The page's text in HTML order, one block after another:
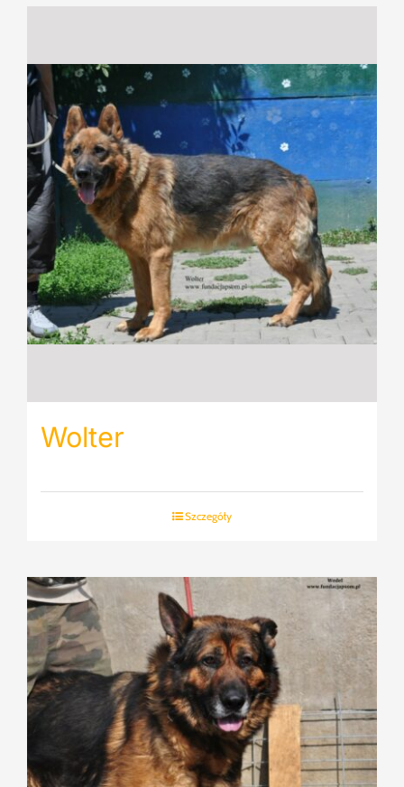
Wolter
Szczegóły